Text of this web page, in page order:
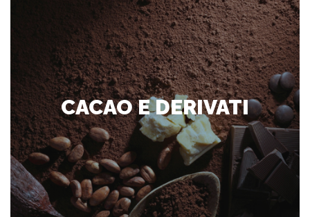
CACAO E DERIVATI